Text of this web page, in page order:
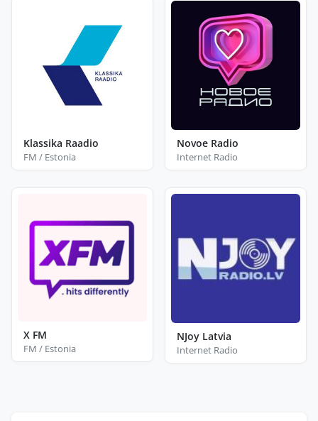
Klassika Raadio
FM / Estonia
Novoe Radio
Internet Radio
X FM
FM / Estonia
NJoy Latvia
Internet Radio